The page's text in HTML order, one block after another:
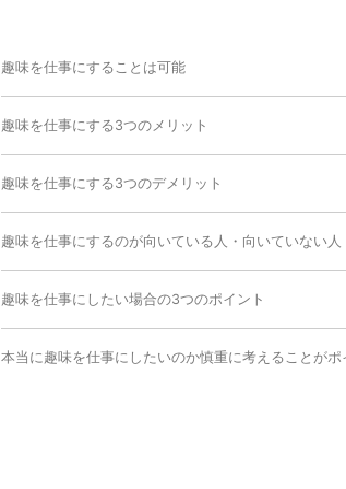
趣味を仕事にすることは可能
趣味を仕事にする3つのメリット
趣味を仕事にする3つのデメリット
趣味を仕事にするのが向いている人・向いていない人
趣味を仕事にしたい場合の3つのポイント
本当に趣味を仕事にしたいのか慎重に考えることがポ